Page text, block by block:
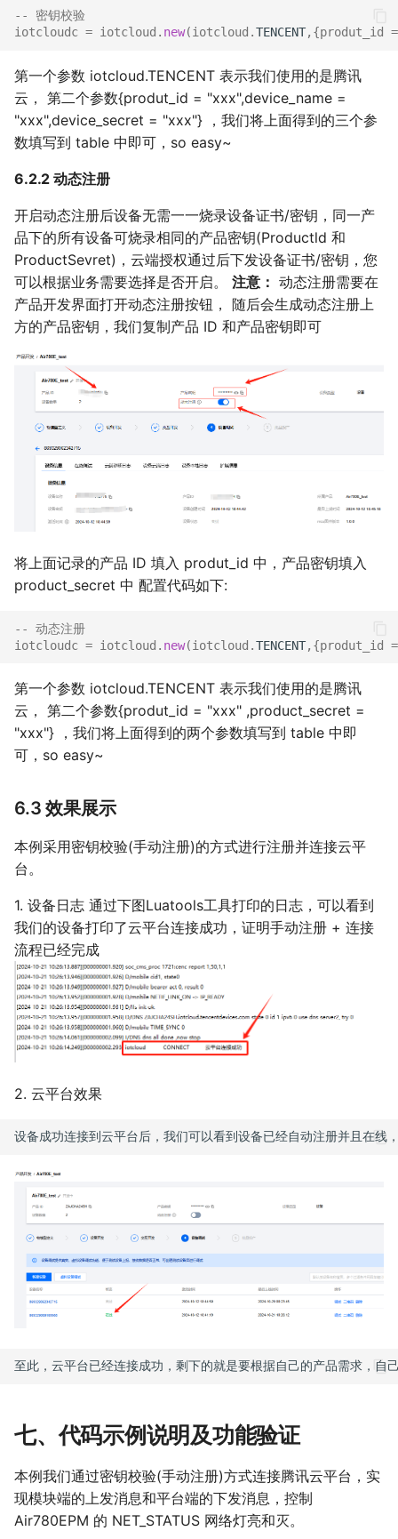
-- 密钥校验
iotcloudc = iotcloud . new(iotcloud .TENCENT,{produt_id =
第一个参数 iotcloud.TENCENT 表示我们使用的是腾讯
云， 第二个参数{produt_id = "xxx",device_name =
"xxx",device_secret = "xxx"} ，我们将上面得到的三个参
数填写到 table 中即可，so easy~
6.2.2 动态注册
开启动态注册后设备无需一一烧录设备证书/密钥，同一产
品下的所有设备可烧录相同的产品密钥(Productld 和
ProductSevret)，云端授权通过后下发设备证书/密钥，您
可以根据业务需要选择是否开启。 注意： 动态注册需要在
产品开发界面打开动态注册按钮， 随后会生成动态注册上
方的产品密钥，我们复制产品 ID 和产品密钥即可
将上面记录的产品 ID 填入 produt_id 中，产品密钥填入
product_secret 中 配置代码如下:
-- 动态注册
iotcloudc = iotcloud . new(iotcloud .TENCENT,{produt_id =
第一个参数 iotcloud.TENCENT 表示我们使用的是腾讯
云， 第二个参数{produt_id = "xxx" ,product_secret =
"xxx"} ，我们将上面得到的两个参数填写到 table 中即
可，so easy~
6.3 效果展示
本例采用密钥校验(手动注册)的方式进行注册并连接云平
台。
1. 设备日志 通过下图Luatools工具打印的日志，可以看到
我们的设备打印了云平台连接成功，证明手动注册 + 连接
流程已经完成
2. 云平台效果
七、代码示例说明及功能验证
本例我们通过密钥校验(手动注册)方式连接腾讯云平台，实
现模块端的上发消息和平台端的下发消息，控制
Air780EPM 的 NET_STATUS 网络灯亮和灭。